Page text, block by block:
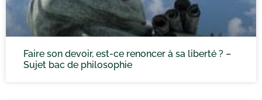
Faire son devoir, est-ce renoncer à sa liberté ? –
Sujet bac de philosophie